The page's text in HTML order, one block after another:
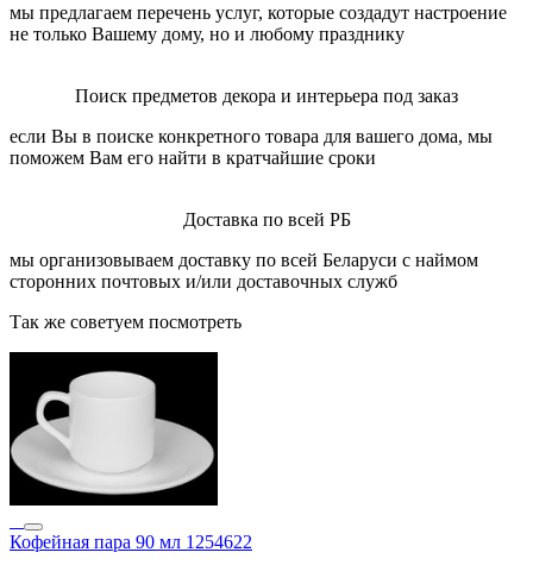
мы предлагаем перечень услуг, которые создадут настроение
не только Вашему дому, но и любому празднику
Поиск предметов декора и интерьера под заказ
если Вы в поиске конкретного товара для вашего дома, мы
поможем Вам его найти в кратчайшие сроки
Доставка по всей РБ
мы организовываем доставку по всей Беларуси с наймом
сторонних почтовых и/или доставочных служб
Так же советуем посмотреть
Кофейная пара 90 мл 1254622